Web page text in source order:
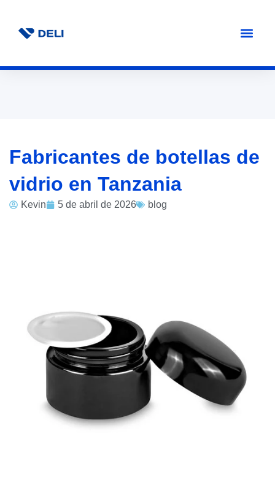
Fabricantes de botellas de
vidrio en Tanzania
Kevin 5 de abril de 2026 blog